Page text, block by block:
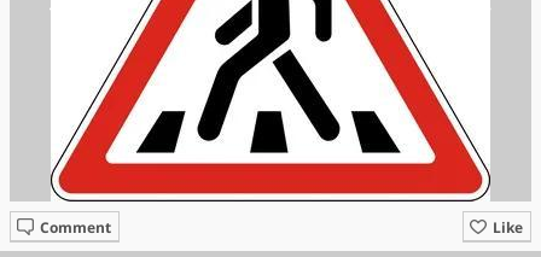
Like
Comment